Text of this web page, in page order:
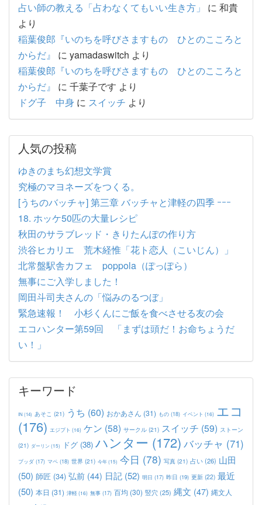
占い師の教える「占わなくてもいい生き方」
に 和貴
より
稲葉俊郎『いのちを呼びさますもの ひとのこころと
からだ』
に yamadaswitch より
稲葉俊郎『いのちを呼びさますもの ひとのこころと
からだ』
に 千葉子です より
ドグ子 中身 に スイッチ より
人気の投稿
ゆきのまち幻想文学賞
究極のマヨネーズをつくる。
[うちのバッチャ] 第三章 バッチャと津軽の四季 ｰｰｰ
18. ホッケ50匹の大量レシピ
秋田のサラブレッド・きりたんぽの作り方
渋谷ヒカリエ 荒木経惟「花ト恋人（こいじん）」
北常盤駅舎カフェ poppola（ぽっぽら）
無事にご入学しました！
岡田斗司夫さんの「悩みのるつぼ」
緊急速報！ 小杉くんにご飯を食べさせる友の会
エコハンター第59回 「まずは頭だ！お命ちょうだ
い！」
キーワード
IN(14) あそこ (21) うち (60) おかあさん (31) もの (18) イベント (16) エコ
(176) エジプト (16) ケン (58) サークル (21) スイッチ (59) ストーン
(21) ダーリン(15) ドグ (38) ハンター (172) バッチャ (71)
ブッダ (17) マペ (18) 世界 (21) 今年(15) 今日 (78) 写真 (21) 占い(26) 山田
(50) 師匠 (34) 弘前 (44) 日記 (52) 明日 (17) 昨日 (19) 更新 (22) 最近
(50) 本日 (31) 津軽(16) 無事 (17) 百均 (30) 竪穴 (25) 縄文 (47) 縄文人